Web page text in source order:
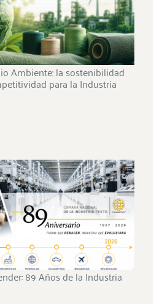
Ambiente: la sostenibilidad
para la Industria
89 Años de la Industria